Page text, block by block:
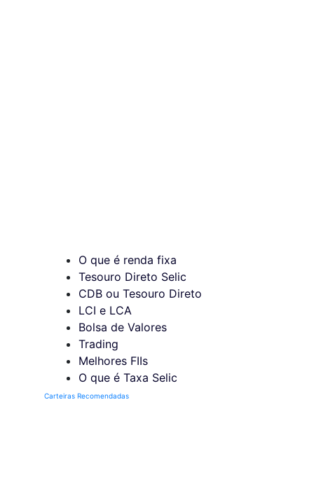
O que é renda fixa
Tesouro Direto Selic
CDB ou Tesouro Direto
LCI e LCA
Bolsa de Valores
Trading
Melhores FIIs
O que é Taxa Selic
Carteiras Recomendadas